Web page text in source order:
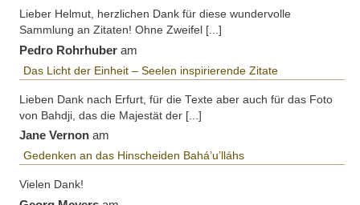
Lieber Helmut, herzlichen Dank für diese wundervolle
Sammlung an Zitaten! Ohne Zweifel [...]
Pedro Rohrhuber am
Das Licht der Einheit – Seelen inspirierende Zitate
Lieben Dank nach Erfurt, für die Texte aber auch für das Foto
von Bahdji, das die Majestät der [...]
Jane Vernon am
Gedenken an das Hinscheiden Bahá’u’lláhs
Vielen Dank!